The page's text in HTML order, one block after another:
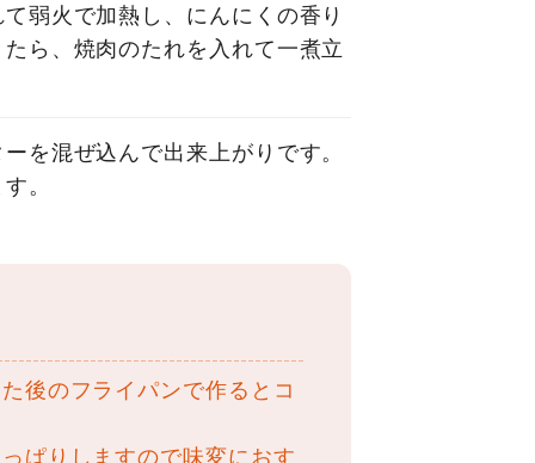
弱火で加熱し、にんにくの香り
ら、焼肉のたれを入れて一煮立
を混ぜ込んで出来上がりです。
。
後のフライパンで作るとコ
ぱりしますので味変におす